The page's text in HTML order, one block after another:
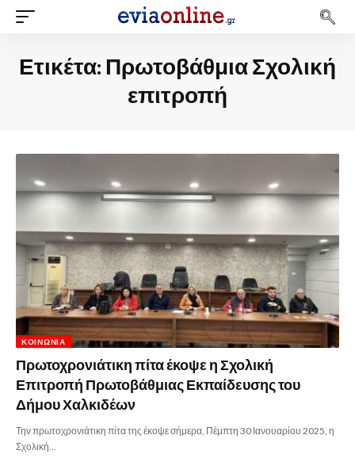
Ετικέτα: Πρωτοβάθμια Σχολική
επιτροπή
ΚΟΙΝΩΝΊΑ
Πρωτοχρονιάτικη πίτα έκοψε η Σχολική
Επιτροπή Πρωτοβάθμιας Εκπαίδευσης του
Δήμου Χαλκιδέων
Την πρωτοχρονιάτικη πίτα της έκοψε σήμερα, Πέμπτη 30 Ιανουαρίου 2025, η
Σχολική…